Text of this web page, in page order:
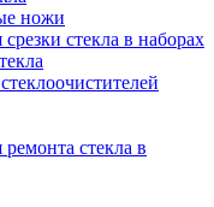
ножи
стекла в наборах
стекла в